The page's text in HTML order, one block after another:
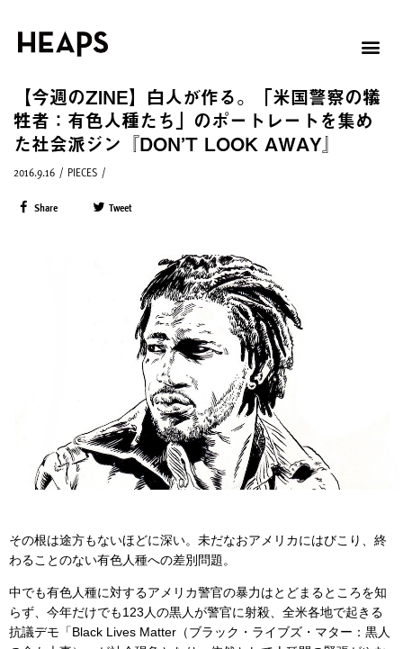
【今週のZINE】白人が作る。「米国警察の犠
牲者：有色人種たち」のポートレートを集め
た社会派ジン『DON’T LOOK AWAY』
2016.9.16 / PIECES /
Share Tweet
その根は途方もないほどに深い。未だなおアメリカにはびこり、終
わることのない有色人種への差別問題。
中でも有色人種に対するアメリカ警官の暴力はとどまるところを知
らず、今年だけでも123人の黒人が警官に射殺、全米各地で起きる
抗議デモ「Black Lives Matter（ブラック・ライブズ・マター：黒人